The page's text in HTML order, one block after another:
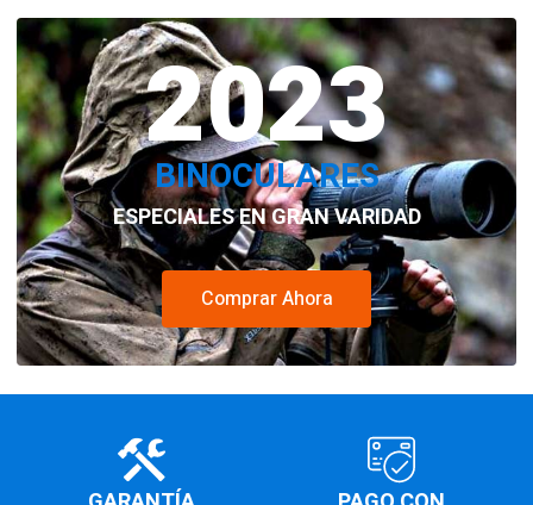
original
era:
$228.000.
actual
es:
$198.000.
original
era:
$220.000.
actual
es:
2023
BINOCULARES
ESPECIALES EN GRAN VARIDAD
Comprar Ahora